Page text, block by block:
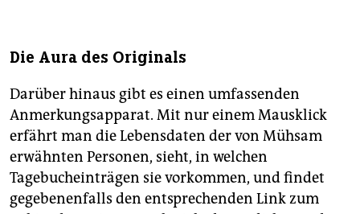
Die Aura des Originals
Darüber hinaus gibt es einen umfassenden
Anmerkungsapparat. Mit nur einem Mausklick
erfährt man die Lebensdaten der von Mühsam
erwähnten Personen, sieht, in welchen
Tagebucheinträgen sie vorkommen, und findet
gegebenenfalls den entsprechenden Link zum